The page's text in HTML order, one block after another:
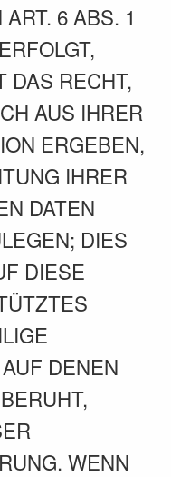
6 ABS. 1
DAS RECHT,
AUS IHRER
ERGEBEN,
IHRER
DATEN
DIES
DIESE
DENEN
WENN